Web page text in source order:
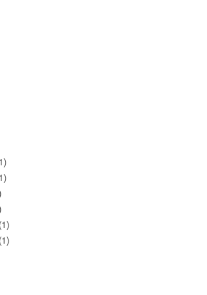
(1)
(1)